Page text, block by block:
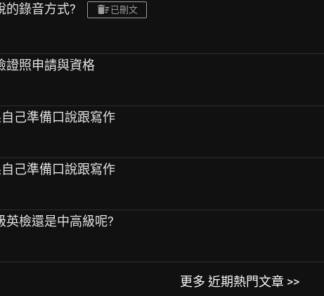
的錄音方式? 已刪文
證照申請與資格
己準備口說跟寫作
己準備口說跟寫作
英檢還是中高級呢?
更多 近期熱門文章 >>